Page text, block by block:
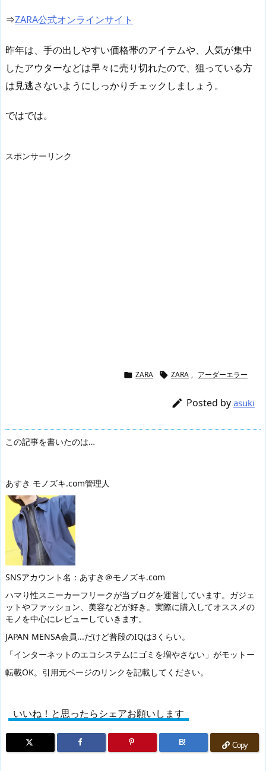
⇒ZARA公式オンラインサイト
昨年は、手の出しやすい価格帯のアイテムや、人気が集中
したアウターなどは早々に売り切れたので、狙っている方
は見逃さないようにしっかりチェックしましょう。
ではでは。
スポンサーリンク
 ZARA  ZARA , アーダーエラー
 Posted by asuki
この記事を書いたのは…
あすき モノズキ.com管理人
SNSアカウント名：あすき＠モノズキ.com
ハマり性スニーカーフリークが当ブログを運営しています。ガジェ
ットやファッション、美容などが好き。実際に購入してオススメの
モノを中心にレビューしていきます。
JAPAN MENSA会員...だけど普段のIQは3くらい。
「インターネットのエコシステムにゴミを増やさない」がモットー
転載OK。引用元ページのリンクを記載してください。
いいね！と思ったらシェアお願いします
B! Copy